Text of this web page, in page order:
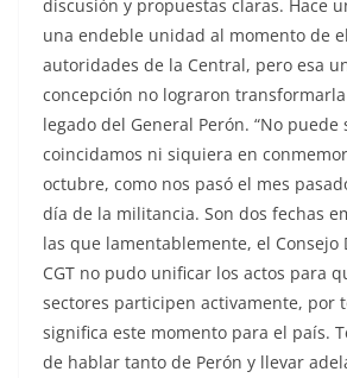
discusión y propuestas claras. Hace
una endeble unidad al momento de
autoridades de la Central, pero esa
concepción no lograron
legado del General Perón. “No puede
coincidamos ni siquiera en
octubre, como nos pasó el mes
día de la militancia. Son dos fechas
las que lamentablemente, el Consejo
CGT no pudo unificar los actos para
sectores participen activamente, por
significa este momento para el país.
de hablar tanto de Perón y llevar